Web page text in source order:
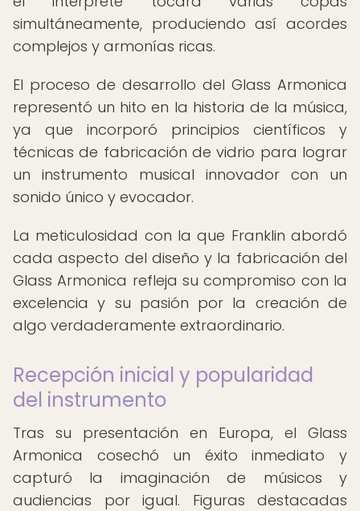
simultáneamente, produciendo así acordes
complejos y armonías ricas.
El proceso de desarrollo del Glass Armonica
representó un hito en la historia de la música,
ya que incorporó principios científicos y
técnicas de fabricación de vidrio para lograr
un instrumento musical innovador con un
sonido único y evocador.
La meticulosidad con la que Franklin abordó
cada aspecto del diseño y la fabricación del
Glass Armonica refleja su compromiso con la
excelencia y su pasión por la creación de
algo verdaderamente extraordinario.
Recepción inicial y popularidad
del instrumento
Tras su presentación en Europa, el Glass
Armonica cosechó un éxito inmediato y
capturó la imaginación de músicos y
audiencias por igual. Figuras destacadas